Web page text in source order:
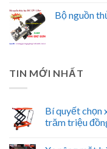
Bộ nguồn
TIN MỚI NHẤT
Bí quyết chọn
trăm triệu